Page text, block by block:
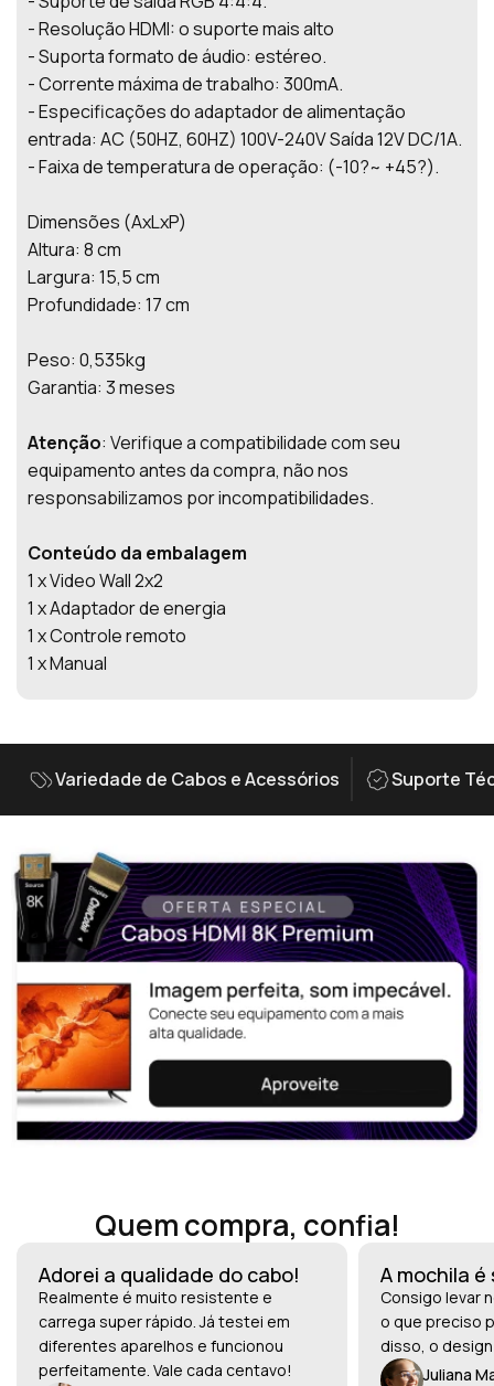
- Resolução HDMI: o suporte mais alto
- Suporta formato de áudio: estéreo.
- Corrente máxima de trabalho: 300mA.
- Especificações do adaptador de alimentação
entrada: AC (50HZ, 60HZ) 100V-240V Saída 12V DC/1A.
- Faixa de temperatura de operação: (-10?~ +45?).
Dimensões (AxLxP)
Altura: 8 cm
Largura: 15,5 cm
Profundidade: 17 cm
Peso: 0,535kg
Garantia: 3 meses
Atenção: Verifique a compatibilidade com seu
equipamento antes da compra, não nos
responsabilizamos por incompatibilidades.
Conteúdo da embalagem
1 x Video Wall 2x2
1 x Adaptador de energia
1 x Controle remoto
1 x Manual
Variedade de Cabos e Acessórios Suporte
Quem compra, confia!
Adorei a qualidade do cabo!
Realmente é muito resistente e
carrega super rápido. Já testei em
diferentes aparelhos e funcionou
perfeitamente. Vale cada centavo!
A mochila
Consigo levar
o que preciso
disso, o
Juliana